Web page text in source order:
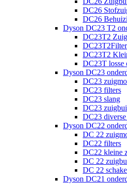
DC26
DC26
Dyson DC23 T2
DC23T2
DC23T2
DC23T losse
Dyson DC23
DC23
DC23 filters
DC23 slang
DC23
DC23
Dyson DC22
DC 22
DC22 filters
DC22 kleine
DC 22
DC 22
Dyson DC21